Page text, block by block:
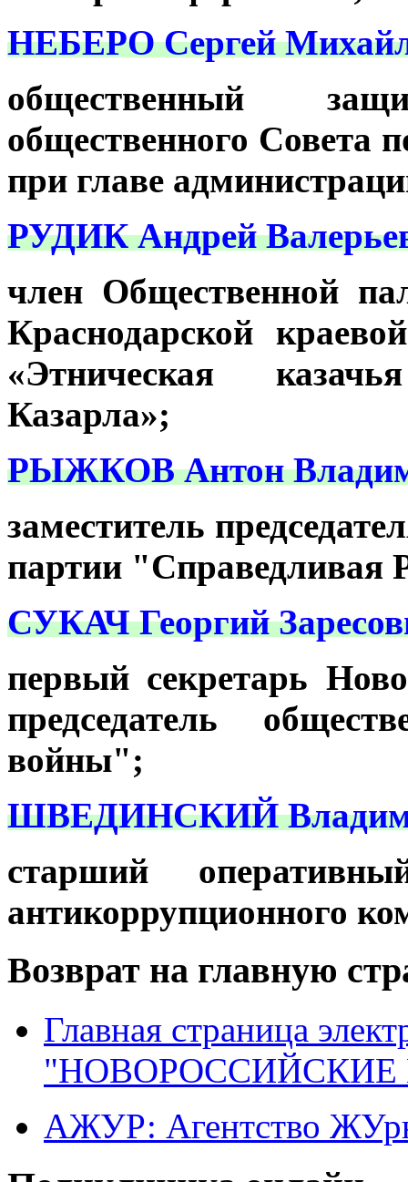
НЕБЕРО Сергей
общественный
общественного Совета
при главе
РУДИК Андрей
член Общественной
Краснодарской
«Этническая
Казарла»;
РЫЖКОВ Антон
заместитель
партии "Справедливая
СУКАЧ Георгий
первый секретарь
председатель
войны";
ШВЕДИНСКИЙ
старший
антикоррупционного
Возврат на главную
Главная страница
"НОВОРОССИЙСКИЕ
АЖУР: Агентство